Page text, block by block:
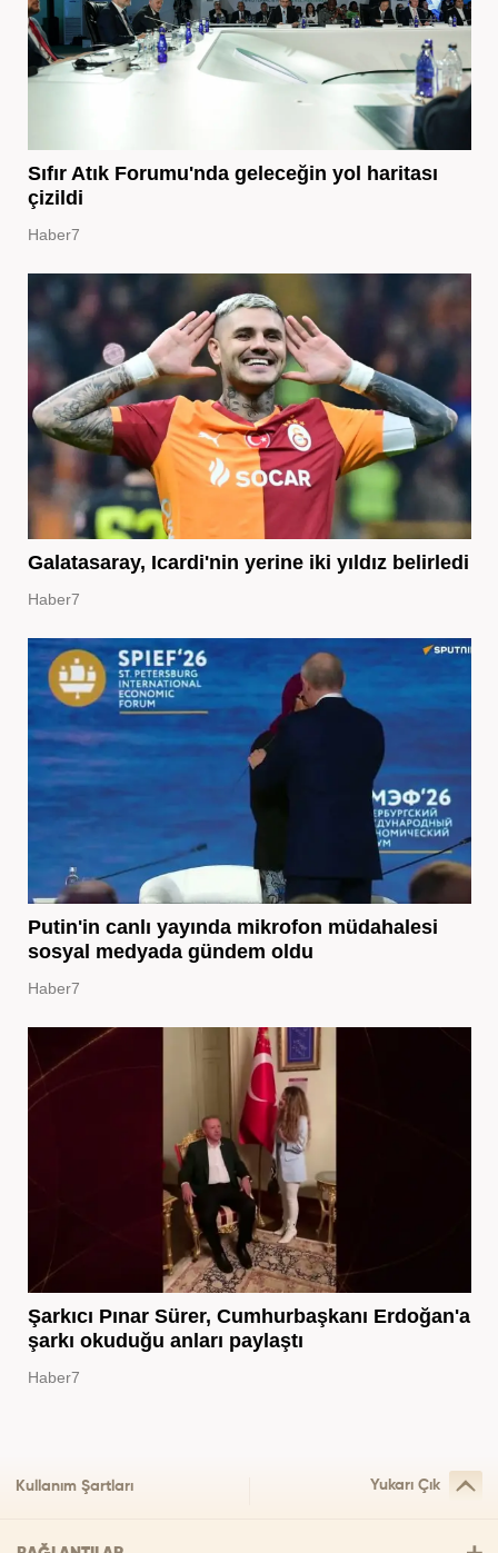
Sıfır Atık Forumu'nda geleceğin yol haritası
çizildi
Haber7
Galatasaray, Icardi'nin yerine iki yıldız belirledi
Haber7
Putin'in canlı yayında mikrofon müdahalesi
sosyal medyada gündem oldu
Haber7
Şarkıcı Pınar Sürer, Cumhurbaşkanı Erdoğan'a
şarkı okuduğu anları paylaştı
Haber7
Kullanım Şartları Yukarı Çık